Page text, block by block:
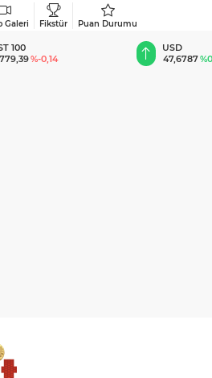
Galeri Fikstür Puan Durumu
%0,18
EUR
55,1254